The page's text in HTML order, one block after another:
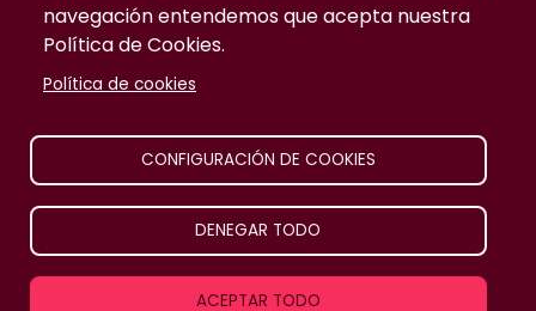
navegación entendemos que acepta nuestra
Política de Cookies.
Política de cookies
CONFIGURACIÓN DE COOKIES
DENEGAR TODO
ACEPTAR TODO
Tarifas
Información
Aviso legal
TurismoRural Internet S.L. |2026 Todos los derechos